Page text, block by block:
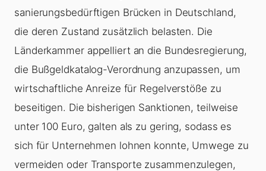
sanierungsbedürftigen Brücken in Deutschland,
die deren Zustand zusätzlich belasten. Die
Länderkammer appelliert an die Bundesregierung,
die Bußgeldkatalog-Verordnung anzupassen, um
wirtschaftliche Anreize für Regelverstöße zu
beseitigen. Die bisherigen Sanktionen, teilweise
unter 100 Euro, galten als zu gering, sodass es
sich für Unternehmen lohnen konnte, Umwege zu
vermeiden oder Transporte zusammenzulegen,